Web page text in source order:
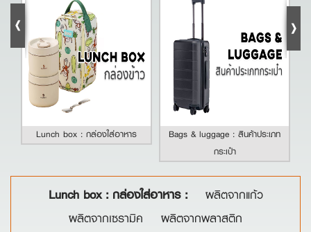
Lunch box : กล่องใส่อาหาร
Bags & luggage : สินค้าประเภท
กระเป๋า
Lunch box : กล่องใส่อาหาร :
ผลิตจากแก้ว
ผลิตจากเซรามิค
ผลิตจากพลาสติก